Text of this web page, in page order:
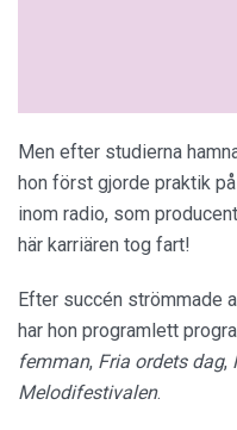
Men efter studierna
hon först gjorde praktik
inom radio, som
här karriären tog fart!
Efter succén strömmade
har hon programlett
femman, Fria ordets dag,
Melodifestivalen.